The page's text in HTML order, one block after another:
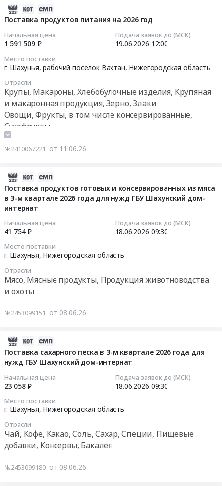
Поставка продуктов питания на 2026 год
Начальная цена
1 591 509 ₽
Подача заявок до (МСК)
19.06.2026 12:00
Место поставки
г. Шахунья, рабочий поселок Вахтан, Нижегородская область
Отрасли
Крупы, Макароны, Хлебобулочные изделия, Крупяная
и макаронная продукция, Зерно, Злаки
Овощи, Фрукты, в том числе консервированные,
Сухофрукты
Чай, Кофе, Какао, Соль, Сахар, Специи, Пищевые
добавки, Консервы, Бакалея
№2410067221 от 11.06.26
Поставка продуктов готовых и консервированных из мяса
в 3-м квартале 2026 года для нужд ГБУ Шахунский дом-
интернат
Начальная цена
41 754 ₽
Подача заявок до (МСК)
18.06.2026 09:30
Место поставки
г. Шахунья, Нижегородская область
Отрасли
Мясо, Мясные продукты, Продукция животноводства
и охоты
№2453099151 от 08.06.26
Поставка сахарного песка в 3-м квартале 2026 года для
нужд ГБУ Шахунский дом-интернат
Начальная цена
23 058 ₽
Подача заявок до (МСК)
18.06.2026 09:30
Место поставки
г. Шахунья, Нижегородская область
Отрасли
Чай, Кофе, Какао, Соль, Сахар, Специи, Пищевые
добавки, Консервы, Бакалея
№2453099180 от 08.06.26